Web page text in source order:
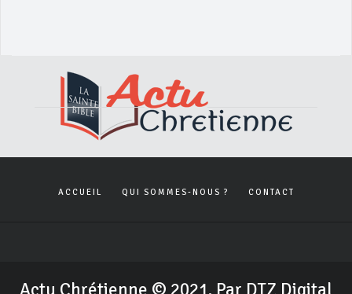
ACCUEIL QUI SOMMES-NOUS ? CONTACT